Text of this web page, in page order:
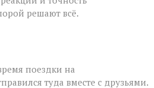
решают всё.
поездки на
туда вместе с друзьями.